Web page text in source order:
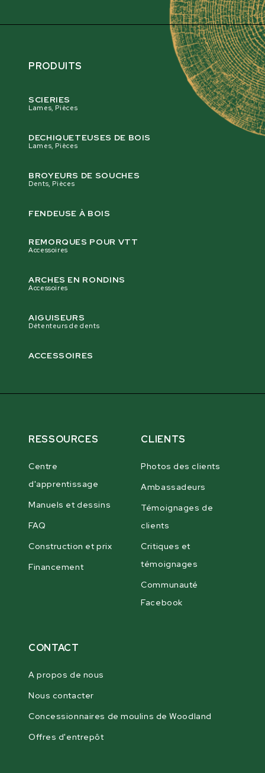
PRODUITS
SCIERIES
Lames, Pièces
DECHIQUETEUSES DE BOIS
Lames, Pièces
BROYEURS DE SOUCHES
Dents, Pièces
FENDEUSE À BOIS
REMORQUES POUR VTT
Accessoires
ARCHES EN RONDINS
Accessoires
AIGUISEURS
Détenteurs de dents
ACCESSOIRES
RESSOURCES
Centre
d'apprentissage
Manuels et dessins
FAQ
Construction et prix
Financement
CLIENTS
Photos des clients
Ambassadeurs
Témoignages de
clients
Critiques et
témoignages
Communauté
Facebook
CONTACT
A propos de nous
Nous contacter
Concessionnaires de moulins de Woodland
Offres d'entrepôt